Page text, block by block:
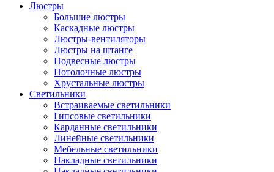
Люстры
Большие люстры
Каскадные люстры
Люстры-вентиляторы
Люстры на штанге
Подвесные люстры
Потолочные люстры
Хрустальные люстры
Светильники
Встраиваемые светильники
Гипсовые светильники
Карданные светильники
Линейные светильники
Мебельные светильники
Накладные светильники